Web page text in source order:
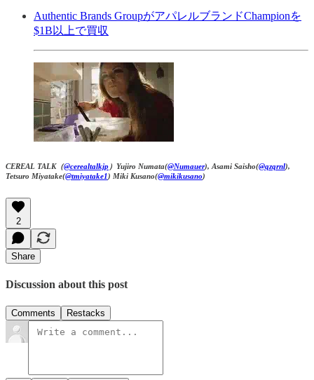
Authentic Brands GroupがアパレルブランドChampionを
$1B以上で買収
CEREAL TALK（@cerealtalkjp ）Yujiro Numata(@Numauer), Asami Saisho(@qzqrnl),
Tetsuro Miyatake(@tmiyatake1) Miki Kusano(@mikikusano)
2
Share
Discussion about this post
Comments Restacks